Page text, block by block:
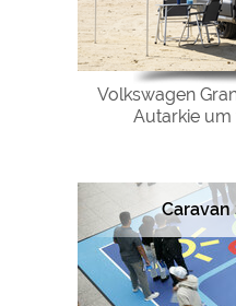
Volkswagen
Autarkie um
Caravan